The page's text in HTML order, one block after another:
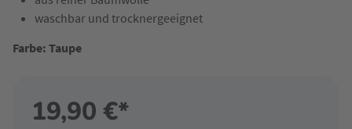
waschbar und trocknergeeignet
Farbe: Taupe
19,90 €*